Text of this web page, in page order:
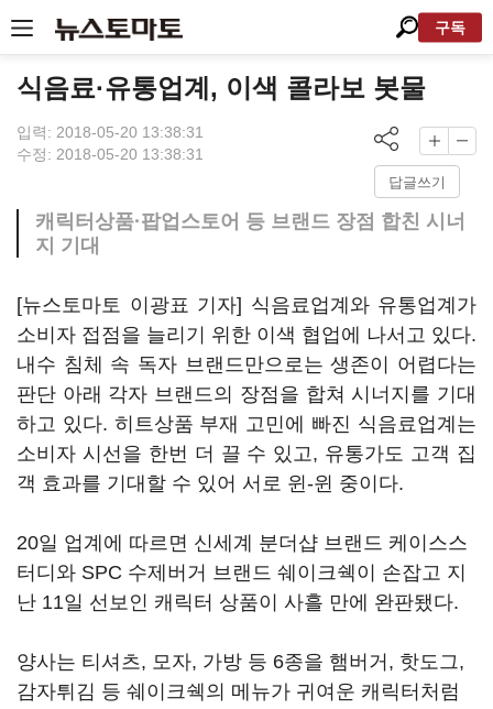
구독
식음료·유통업계, 이색 콜라보 봇물
입력: 2018-05-20 13:38:31
수정: 2018-05-20 13:38:31
답글쓰기
캐릭터상품·팝업스토어 등 브랜드 장점 합친 시너
지 기대
[뉴스토마토 이광표 기자] 식음료업계와 유통업계가
소비자 접점을 늘리기 위한 이색 협업에 나서고 있다.
내수 침체 속 독자 브랜드만으로는 생존이 어렵다는
판단 아래 각자 브랜드의 장점을 합쳐 시너지를 기대
하고 있다. 히트상품 부재 고민에 빠진 식음료업계는
소비자 시선을 한번 더 끌 수 있고, 유통가도 고객 집
객 효과를 기대할 수 있어 서로 윈-윈 중이다.
20일 업계에 따르면 신세계 분더샵 브랜드 케이스스
터디와 SPC 수제버거 브랜드 쉐이크쉑이 손잡고 지
난 11일 선보인 캐릭터 상품이 사흘 만에 완판됐다.
양사는 티셔츠, 모자, 가방 등 6종을 햄버거, 핫도그,
감자튀김 등 쉐이크쉑의 메뉴가 귀여운 캐릭터처럼